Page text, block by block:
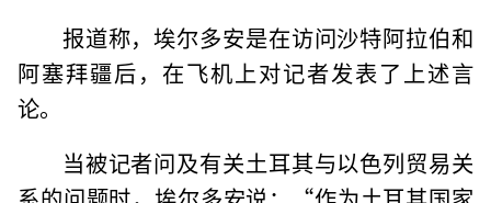
报道称，埃尔多安是在访问沙特阿拉伯和
阿塞拜疆后，在飞机上对记者发表了上述言
论。
当被记者问及有关土耳其与以色列贸易关